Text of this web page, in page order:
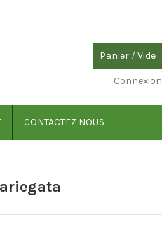
Panier /Vide
Connexion
CONTACTEZ NOUS